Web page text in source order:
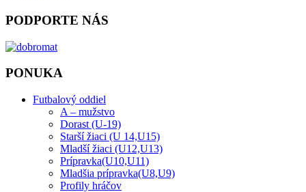
PODPORTE NÁS
PONUKA
Futbalový oddiel
A – mužstvo
Dorast (U-19)
Starší žiaci (U 14,U15)
Mladší žiaci (U12,U13)
Prípravka(U10,U11)
Mladšia prípravka(U8,U9)
Profily hráčov